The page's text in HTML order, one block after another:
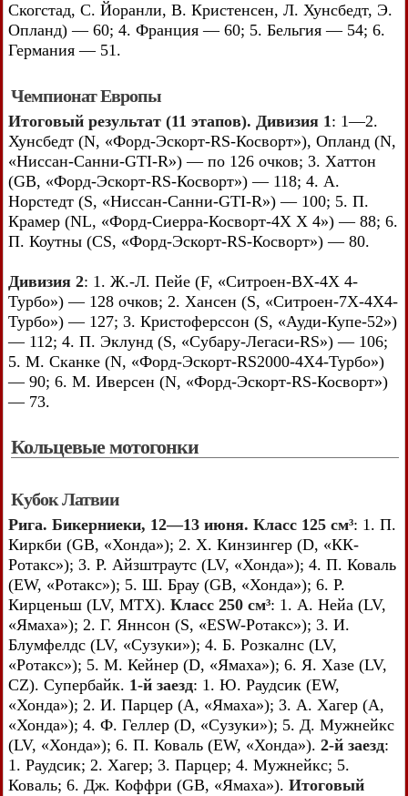
Скогстад, С. Йоранли, В. Кристенсен, Л. Хунсбедт, Э.
Опланд) — 60; 4. Франция — 60; 5. Бельгия — 54; 6.
Германия — 51.
Чемпионат Европы
Итоговый результат (11 этапов). Дивизия 1: 1—2.
Хунсбедт (N, «Форд-Эскорт-RS-Косворт»), Опланд (N,
«Ниссан-Санни-GTI-R») — по 126 очков; 3. Хаттон
(GB, «Форд-Эскорт-RS-Косворт») — 118; 4. А.
Норстедт (S, «Ниссан-Санни-GTI-R») — 100; 5. П.
Крамер (NL, «Форд-Сиерра-Косворт-4Х X 4») — 88; 6.
П. Коутны (CS, «Форд-Эскорт-RS-Косворт») — 80.
Дивизия 2: 1. Ж.-Л. Пейе (F, «Ситроен-ВХ-4Х 4-
Турбо») — 128 очков; 2. Хансен (S, «Ситроен-7Х-4Х4-
Турбо») — 127; 3. Кристоферссон (S, «Ауди-Купе-52»)
— 112; 4. П. Эклунд (S, «Субару-Легаси-RS») — 106;
5. М. Сканке (N, «Форд-Эскорт-RS2000-4X4-Турбо»)
— 90; 6. М. Иверсен (N, «Форд-Эскорт-RS-Косворт»)
— 73.
Кольцевые мотогонки
Кубок Латвии
Рига. Бикерниеки, 12—13 июня. Класс 125 см³: 1. П.
Киркби (GB, «Хонда»); 2. X. Кинзингер (D, «КК-
Ротакс»); 3. Р. Айзштраутс (LV, «Хонда»); 4. П. Коваль
(EW, «Ротакс»); 5. Ш. Брау (GB, «Хонда»); 6. Р.
Кирценьш (LV, МТХ). Класс 250 см³: 1. А. Нейа (LV,
«Ямаха»); 2. Г. Яннсон (S, «ESW-Ротакс»); 3. И.
Блумфелдс (LV, «Сузуки»); 4. Б. Розкалнс (LV,
«Ротакс»); 5. М. Кейнер (D, «Ямаха»); 6. Я. Хазе (LV,
CZ). Супербайк. 1-й заезд: 1. Ю. Раудсик (EW,
«Хонда»); 2. И. Парцер (А, «Ямаха»); 3. А. Хагер (А,
«Хонда»); 4. Ф. Геллер (D, «Сузуки»); 5. Д. Мужнейкс
(LV, «Хонда»); 6. П. Коваль (EW, «Хонда»). 2-й заезд:
1. Раудсик; 2. Хагер; 3. Парцер; 4. Мужнейкс; 5.
Коваль; 6. Дж. Коффри (GB, «Ямаха»). Итоговый